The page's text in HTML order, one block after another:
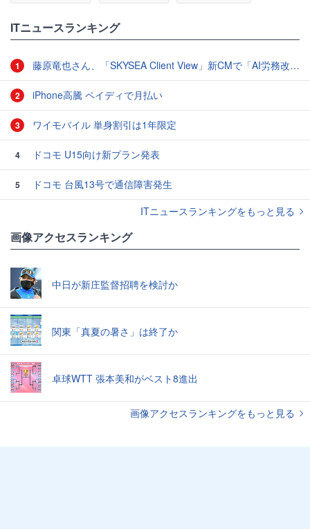
ITニュースランキング
1 藤原竜也さん、「SKYSEA Client View」新CMで「AI労務改善」をアピール 働き方をAIが分析したら「すぐに休んで」と言われる？
2 iPhone高騰 ペイディで月払い
3 ワイモバイル 単身割引は1年限定
4 ドコモ U15向け新プラン発表
5
ドコモ 台風13号で通信障害発生
ITニュースランキングをもっと見る
画像アクセスランキング
中日が新庄監督招聘を検討か
関東「真夏の暑さ」は終了か
卓球WTT 張本美和がベスト8進出
画像アクセスランキングをもっと見る